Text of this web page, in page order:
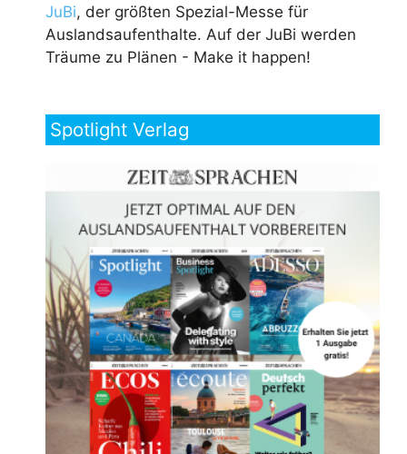
JuBi, der größten Spezial-Messe für
Auslandsaufenthalte. Auf der JuBi werden
Träume zu Plänen - Make it happen!
Spotlight Verlag